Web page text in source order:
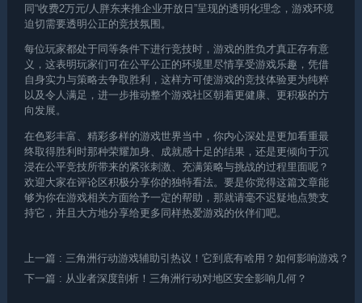
同“收费2万元/人胖东来推企业开放日”呈现的透明化理念，游戏环境
迫切需要透明公正的竞技氛围。
每位玩家都处于同等条件下进行竞技时，游戏的胜负才真正存有意
义，这表明玩家们可在公平公正的环境里尽情享受游戏乐趣，凭借
自身实力与策略去争取胜利，这样方可使游戏的竞技体验更为纯粹
以及令人满足，进一步推动整个游戏社区朝着更健康、更积极的方
向发展。
在色彩丰富、精彩多样的游戏世界当中，你内心深处是更加看重最
终取得胜利时那种荣耀加身、成就感十足的结果，还是更倾向于沉
浸在公平竞技所带来的紧张刺激、充满策略与挑战的过程里面呢？
欢迎大家在评论区积极分享你的独特看法。要是你觉得这篇文章能
够为你在游戏相关方面给予一定的帮助，那就请毫不迟疑地点赞支
持它，并且大方地分享给更多同样热爱游戏的伙伴们吧。
上一篇 : 三角洲行动游戏辅助引热议！它到底有啥用？如何影响游戏？
下一篇 : 从业者深度剖析！三角洲行动对地区安全影响几何？